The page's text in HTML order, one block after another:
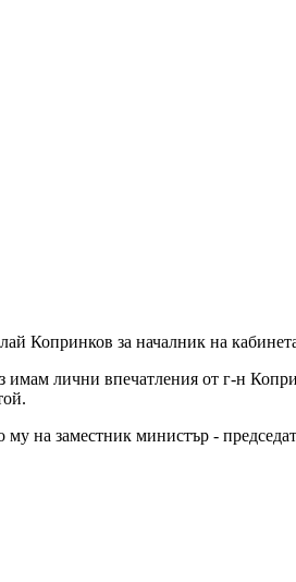
Копринков за началник на
имам лични впечатления от г-н
на заместник министър -